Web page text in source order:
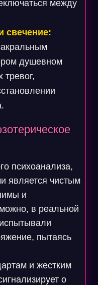
между
свечение:
душевном
тревог,
психоанализа,
является чистым
и
в реальной
пытаясь
и жестким
о